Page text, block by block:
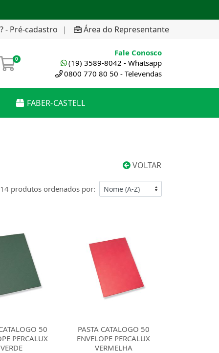
- Pré-cadastro | Área do Representante
0
Fale Conosco
(19) 3589-8042 - Whatsapp
0800 770 80 50 - Televendas
FABER-CASTELL
VOLTAR
14 produtos ordenados por:
50
PERCALUX
VERDE
PASTA CATALOGO 50
ENVELOPE PERCALUX
VERMELHA